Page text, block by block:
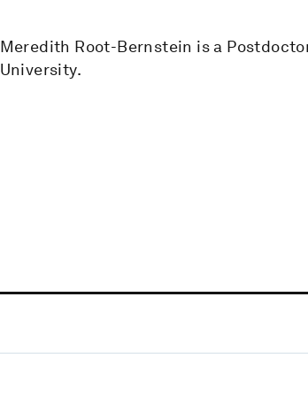
Meredith Root-Bernstein is a
University.